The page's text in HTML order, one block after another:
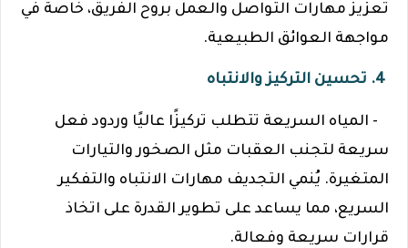
تعزيز مهارات التواصل والعمل بروح الفريق، خاصةً في
مواجهة العوائق الطبيعية.
- المياه السريعة تتطلب تركيزًا عاليًا وردود فعل
سريعة لتجنب العقبات مثل الصخور والتيارات
المتغيرة. يُنمي التجديف مهارات الانتباه والتفكير
السريع، مما يساعد على تطوير القدرة على اتخاذ
قرارات سريعة وفعالة.